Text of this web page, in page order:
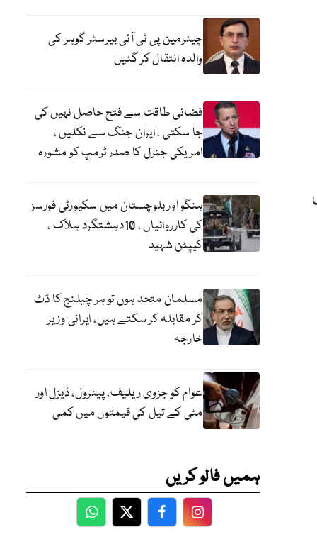
چیئرمین پی ٹی آئی بیرسٹر گوہر کی
والدہ انتقال کر گئیں
فضائی طاقت سے فتح حاصل نہیں کی
جا سکتی ، ایران جنگ سے نکلیں ،
امریکی جنرل کا صدر ٹرمپ کو مشورہ
ہنگو اور بلوچستان میں سکیورٹی فورسز
کی کارروائیاں ، 10دہشتگرد ہلاک ،
کیپٹن شہید
مسلمان متحد ہوں تو ہر چیلنج کا ڈٹ
کر مقابلہ کر سکتے ہیں، ایرانی وزیر
خارجہ
عوام کو جزوی ریلیف، پیٹرول، ڈیزل اور
مٹی کے تیل کی قیمتوں میں کمی
ہمیں فالو کریں
WhatsApp
TwitterFacebookFacebook